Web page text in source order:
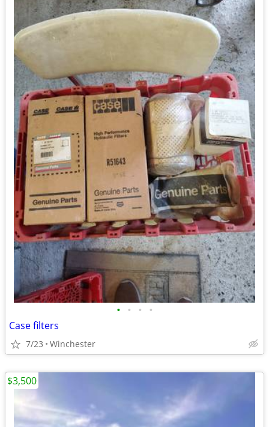
• • • •
Case filters
7/23 Winchester
$3,500